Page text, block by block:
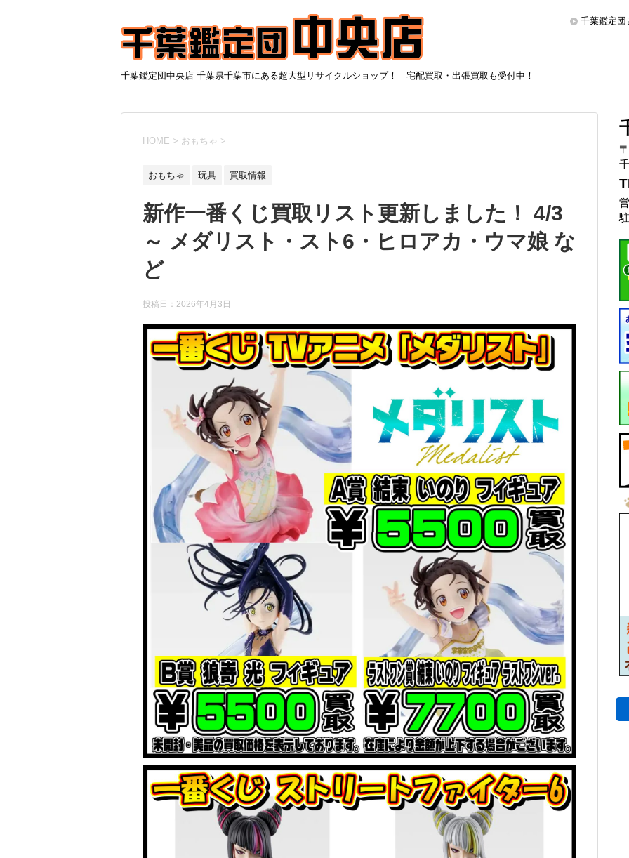
千葉鑑定団中央店 千葉県千葉市にある超大型リサイクルショップ！ 宅配買取・出張買取も受付中！
千葉鑑定団
HOME > おもちゃ >
おもちゃ 玩具 買取情報
新作一番くじ買取リスト更新しました！ 4/3
～ メダリスト・スト6・ヒロアカ・ウマ娘 な
ど
投稿日： 2026年4月3日